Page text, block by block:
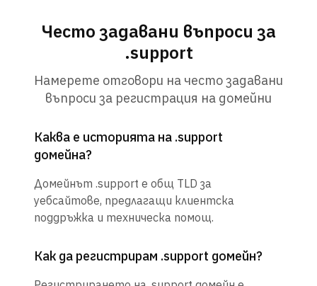
Често задавани въпроси за
.support
Намерете отговори на често задавани
въпроси за регистрация на домейни
Каква е историята на .support
домейна?
Домейнът .support е общ TLD за
уебсайтове, предлагащи клиентска
поддръжка и техническа помощ.
Как да регистрирам .support домейн?